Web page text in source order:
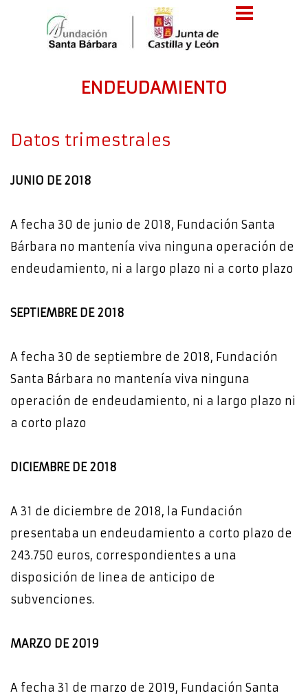
ENDEUDAMIENTO
Datos trimestrales
JUNIO DE 2018
A fecha 30 de junio de 2018, Fundación Santa
Bárbara no mantenía viva ninguna operación de
endeudamiento, ni a largo plazo ni a corto plazo
SEPTIEMBRE DE 2018
A fecha 30 de septiembre de 2018, Fundación
Santa Bárbara no mantenía viva ninguna
operación de endeudamiento, ni a largo plazo ni
a corto plazo
DICIEMBRE DE 2018
A 31 de diciembre de 2018, la Fundación
presentaba un endeudamiento a corto plazo de
243.750 euros, correspondientes a una
disposición de linea de anticipo de
subvenciones.
MARZO DE 2019
A fecha 31 de marzo de 2019, Fundación Santa